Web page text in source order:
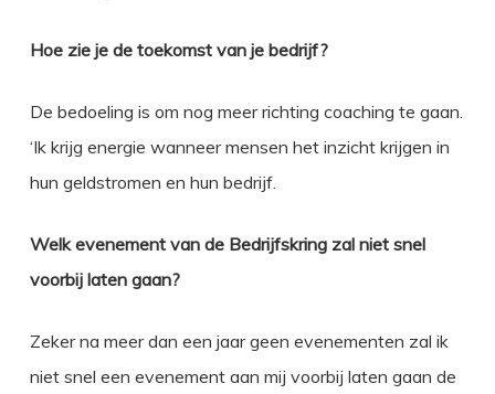
Hoe zie je de toekomst van je bedrijf?
De bedoeling is om nog meer richting coaching te gaan.
‘Ik krijg energie wanneer mensen het inzicht krijgen in
hun geldstromen en hun bedrijf.
Welk evenement van de Bedrijfskring zal niet snel
voorbij laten gaan?
Zeker na meer dan een jaar geen evenementen zal ik
niet snel een evenement aan mij voorbij laten gaan de